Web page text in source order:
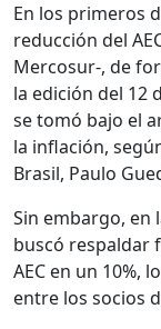
En los primeros
reducción del
Mercosur-, de
la edición del 12
se tomó bajo el
la inflación,
Brasil, Paulo
Sin embargo, en
buscó respaldar
AEC en un 10%,
entre los socios